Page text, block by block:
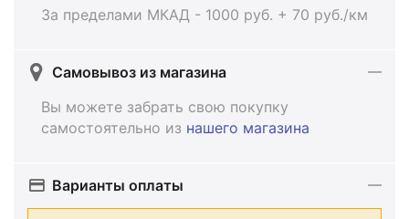
За пределами МКАД - 1000 руб. + 70 руб./км
Самовывоз из магазина
Вы можете забрать свою покупку
самостоятельно из нашего магазина
Варианты оплаты